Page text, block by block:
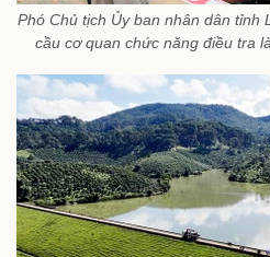
Phó Chủ tịch Ủy ban nhân dân
cầu cơ quan chức năng điều tra